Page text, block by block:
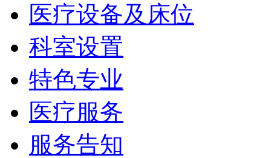
医疗设备及床位
科室设置
特色专业
医疗服务
服务告知